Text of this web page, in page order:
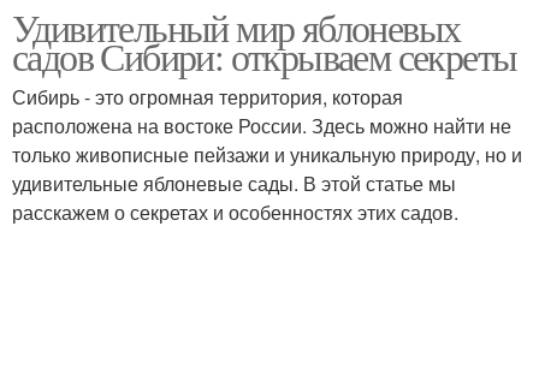
выращивание
Растения для японского
сада
Японский сад Сад на даче
Удивительный мир яблоневых
садов Сибири: открываем секреты
Сибирь - это огромная территория, которая
расположена на востоке России. Здесь можно найти не
только живописные пейзажи и уникальную природу, но и
удивительные яблоневые сады. В этой статье мы
расскажем о секретах и особенностях этих садов.